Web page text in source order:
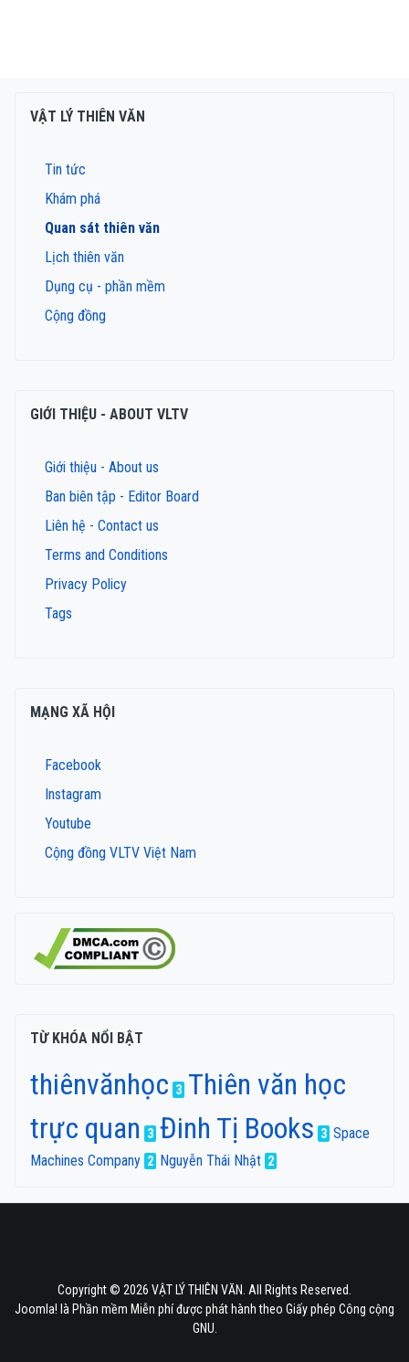
VẬT LÝ THIÊN VĂN
Tin tức
Khám phá
Quan sát thiên văn
Lịch thiên văn
Dụng cụ - phần mềm
Cộng đồng
GIỚI THIỆU - ABOUT VLTV
Giới thiệu - About us
Ban biên tập - Editor Board
Liên hệ - Contact us
Terms and Conditions
Privacy Policy
Tags
MẠNG XÃ HỘI
Facebook
Instagram
Youtube
Cộng đồng VLTV Việt Nam
TỪ KHÓA NỔI BẬT
thiênvănhọc 3 Thiên văn học
trực quan
3 Đinh Tị Books 3 Space
Machines Company 2 Nguyễn Thái Nhật 2
Copyright © 2026 VẬT LÝ THIÊN VĂN. All Rights Reserved.
Joomla! là Phần mềm Miễn phí được phát hành theo Giấy phép Công cộng
GNU.